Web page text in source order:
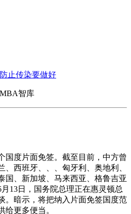
止传染要做好
智库
度片面免签。截至目前，中方曾
、西班牙、、、匈牙利、奥地利、
国、新加坡、马来西亚、格鲁吉亚
13日，国务院总理正在惠灵顿总
。暗示，将把纳入片面免签国度范
给更多便当。